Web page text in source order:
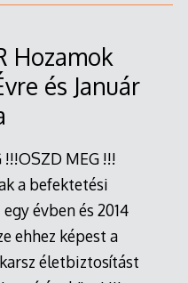
Hozamok
és Január
MEG !!!
a befektetési
évben és 2014
ehhez képest a
életbiztosítást